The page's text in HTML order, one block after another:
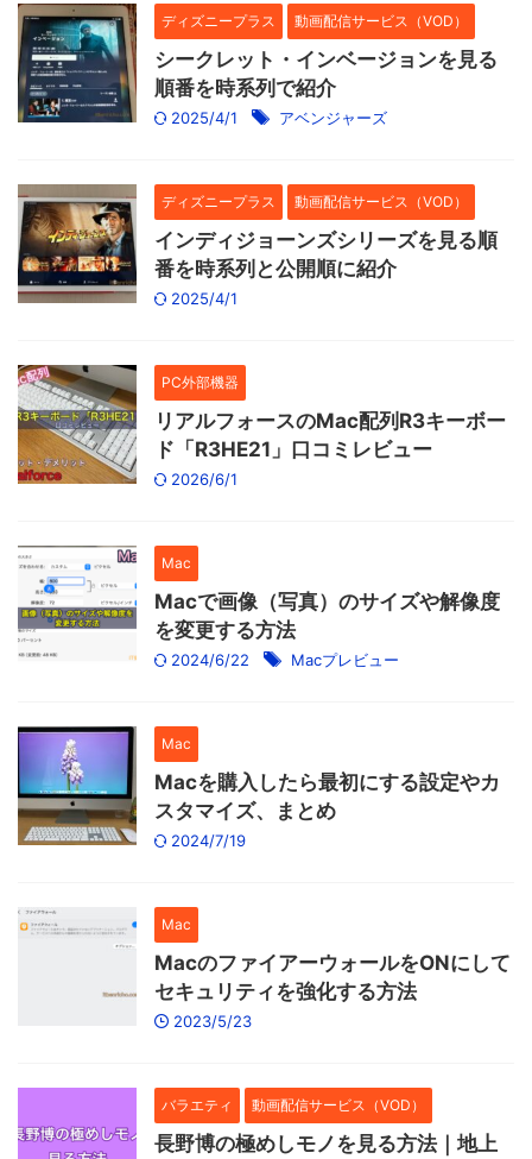
ディズニープラス 動画配信サービス（VOD）
シークレット・インベージョンを見る
順番を時系列で紹介
2025/4/1 アベンジャーズ
ディズニープラス 動画配信サービス（VOD）
インディジョーンズシリーズを見る順
番を時系列と公開順に紹介
2025/4/1
PC外部機器
リアルフォースのMac配列R3キーボー
ド「R3HE21」口コミレビュー
2026/6/1
Mac
Macで画像（写真）のサイズや解像度
を変更する方法
2024/6/22 Macプレビュー
Mac
Macを購入したら最初にする設定やカ
スタマイズ、まとめ
2024/7/19
Mac
MacのファイアーウォールをONにして
セキュリティを強化する方法
2023/5/23
バラエティ 動画配信サービス（VOD）
長野博の極めしモノを見る方法｜地上